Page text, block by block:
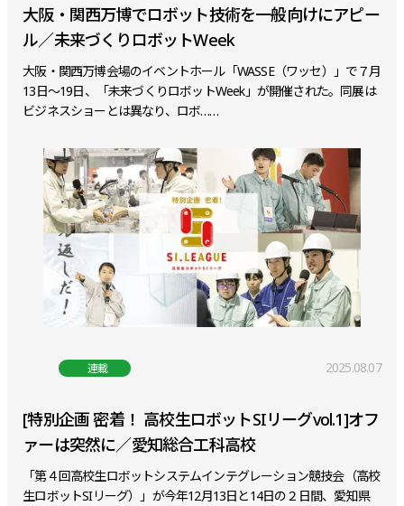
大阪・関西万博でロボット技術を一般向けにアピー
ル／未来づくりロボットWeek
大阪・関西万博会場のイベントホール「WASSE（ワッセ）」で７月
13日～19日、「未来づくりロボットWeek」が開催された。同展は
ビジネスショーとは異なり、ロボ……
連載 2025.08.07
[特別企画 密着！ 高校生ロボットSIリーグvol.1]オフ
ァーは突然に／愛知総合工科高校
「第４回高校生ロボットシステムインテグレーション競技会（高校
生ロボットSIリーグ）」が今年12月13日と14日の２日間、愛知県